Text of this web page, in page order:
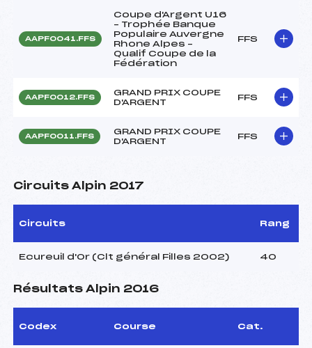
AAPF0041.FFS
Coupe d'Argent U16
– Trophée Banque
Populaire Auvergne
Rhone Alpes –
Qualif Coupe de la
Fédération
FFS
AAPF0012.FFS
GRAND PRIX COUPE
D'ARGENT
FFS
AAPF0011.FFS
GRAND PRIX COUPE
D'ARGENT
FFS
Circuits Alpin 2017
Circuits Rang
Ecureuil d'Or (Clt général Filles 2002) 40
Résultats Alpin 2016
Codex Course Cat.